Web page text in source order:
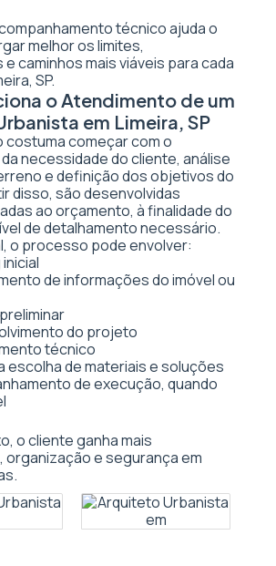
técnico ajuda o
melhor os limites,
caminhos mais viáveis para cada
SP.
o Atendimento de um
em Limeira, SP
costuma começar com o
necessidade do cliente, análise
e definição dos objetivos do
disso, são desenvolvidas
ao orçamento, à finalidade do
de detalhamento necessário.
o processo pode envolver:
de informações do imóvel ou
do projeto
técnico
escolha de materiais e soluções
de execução, quando
o cliente ganha mais
organização e segurança em